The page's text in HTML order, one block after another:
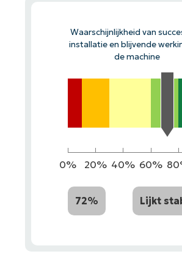
Waarschijnlijkheid van
installatie en blijvende
de machine
0% 20% 40% 60%
72% Lijkt